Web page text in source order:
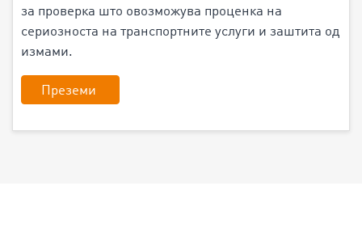
за проверка што овозможува проценка на
сериозноста на транспортните услуги и заштита од
измами.
Преземи